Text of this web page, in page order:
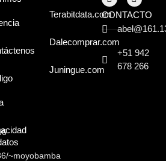
~moyobamba
Terabitdata.com
Dalecomprar.com
Juningue.com
CONTACTO
+51 942
678 266